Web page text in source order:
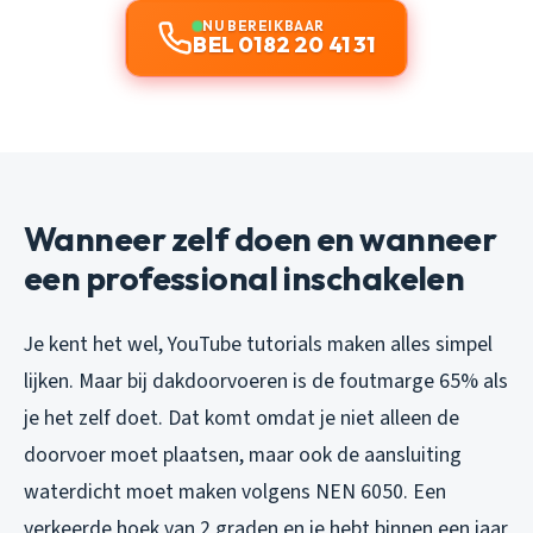
NU BEREIKBAAR
BEL 0182 20 41 31
Wanneer zelf doen en wanneer
een professional inschakelen
Je kent het wel, YouTube tutorials maken alles simpel
lijken. Maar bij dakdoorvoeren is de foutmarge 65% als
je het zelf doet. Dat komt omdat je niet alleen de
doorvoer moet plaatsen, maar ook de aansluiting
waterdicht moet maken volgens NEN 6050. Een